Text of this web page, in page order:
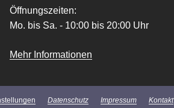
Öffnungszeiten:
Mo. bis Sa. - 10:00 bis 20:00 Uhr
Mehr Informationen
Datenschutz Impressum Kontakt